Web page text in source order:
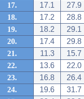
17.
17.1
27.9
18.
17.2
28.8
19.
18.2
29.1
20.
17.4
29.8
21.
11.3
15.7
22.
13.6
22.0
23.
16.8
26.4
24.
19.6
31.7